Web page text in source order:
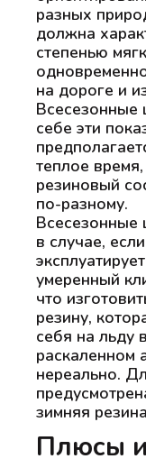
разных
должна
степенью
на дороге и
Всесезонные
себе эти
теплое
резиновый
по-разному.
Всесезонные
в случае,
умеренный
что
резину,
себя на льду
раскаленном
нереально.
зимняя
Плюсы